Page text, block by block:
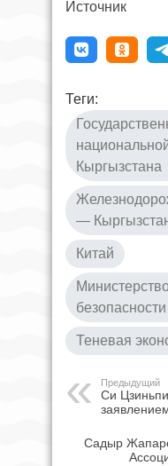
Источник
Теги:
Кыргызстана
—
Китай
Теневая
Предыдущий
Си
Садыр